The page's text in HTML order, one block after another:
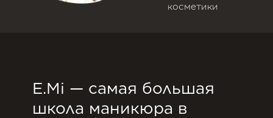
косметики
E.Mi — самая большая
школа маникюра в